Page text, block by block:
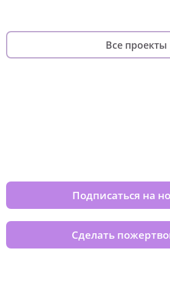
Все проекты
Подписаться на
Сделать